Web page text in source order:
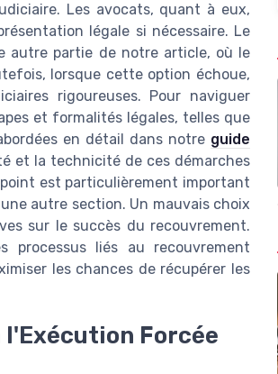
Les avocats, quant à eux,
légale si nécessaire. Le
autre partie de notre article, où le
lorsque cette option échoue,
rigoureuses. Pour naviguer
et formalités légales, telles que
en détail dans notre guide
et la technicité de ces démarches
est particulièrement important
autre section. Un mauvais choix
sur le succès du recouvrement.
liés au recouvrement
les chances de récupérer les
Forcée